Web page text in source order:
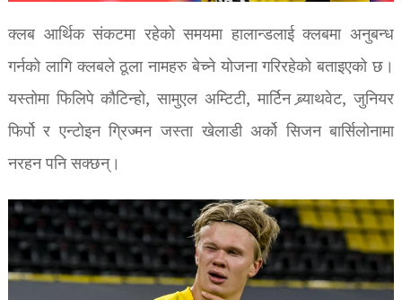
क्लब आर्थिक संकटमा रहेको समयमा हालान्डलाई क्लबमा अनुबन्ध
गर्नको लागि क्लबले ठूला नामहरु बेच्ने योजना गरिरहेको बताइएको छ।
यस्तोमा फिलिपे कौटिन्हो, सामुएल अम्टिटी, मार्टिन ब्र्याथवेट, जुनियर
फिर्पो र एन्टोइन ग्रिज्मन जस्ता खेलाडी अर्को सिजन बार्सिलोनामा
नरहन पनि सक्छन्।